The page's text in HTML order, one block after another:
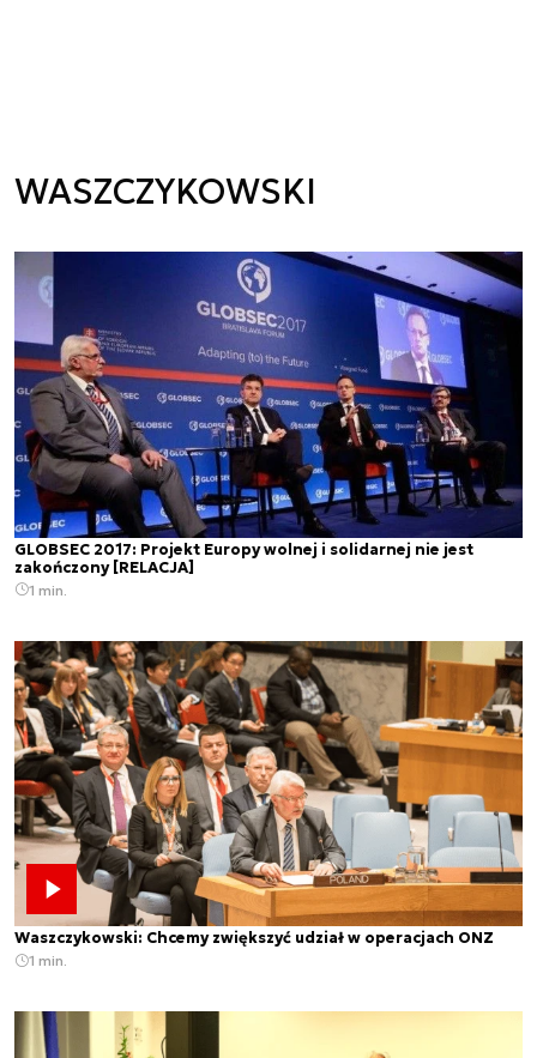
WASZCZYKOWSKI
GLOBSEC 2017: Projekt Europy wolnej i solidarnej nie jest
zakończony [RELACJA]
1 min.
Waszczykowski: Chcemy zwiększyć udział w operacjach ONZ
1 min.